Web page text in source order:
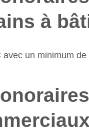
à
avec un minimum